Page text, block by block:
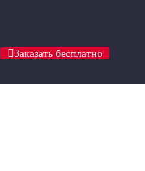
Заказать бесплатно